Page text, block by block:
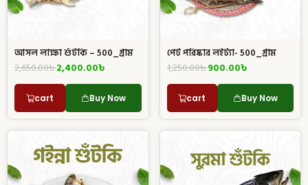
আসল লাক্ষা শুঁটকি – 500_গ্রাম
2,650.00৳2,400.00৳
cart Buy Now
পেট পরিষ্কার লইট্যা- 500_গ্রাম
1,250.00৳900.00৳
cart Buy Now